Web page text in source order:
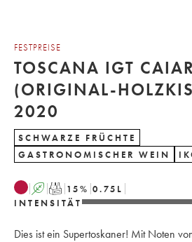
FESTPREISE
TOSCANA IGT
(ORIGINAL-
2020
SCHWARZE FRÜCHTE
GASTRONOMISCHER WEIN
A T 15% 0.75 L
INTENSITÄT
Dies ist ein Supertoskaner! Mit Noten